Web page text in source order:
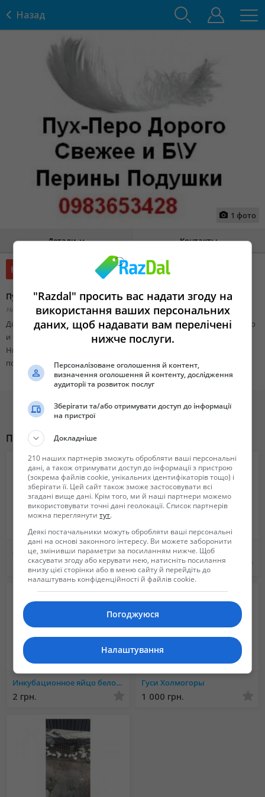
Назад
1 фото
Детали Контакты
Не указана
Пух Перо Свежее и Перины Подушки ДОРОГО
Николаевская область, Николаев, Добавлено 03 июля 2019 00:56
Доброго времени суток ! Производим самовывоз пух пера свежего
и б\у перин подушек ДОРОГО! Возможен выезд по городу
Николаеву или За город есле большые обьемы ! Цены уточняйте
по тел !
Похожие объявления
Аренда попугая ара, Ара на праздник
60 $ Не указана
Инкубационное яйцо белого Техасского бройлера (США Texas A & M).
2 грн.
Гуси Холмогоры
1 000 грн.
"Razdal" просить вас надати згоду на
використання ваших персональних
даних, щоб надавати вам перелічені
нижче послуги.
Персоналізоване оголошення й контент,
визначення оголошення й контенту, дослідження
аудиторії та розвиток послуг
Зберігати та/або отримувати доступ до інформації
на пристрої
Докладніше
210 наших партнерів зможуть обробляти ваші персональні
дані, а також отримувати доступ до інформації з пристрою
(зокрема файлів cookie, унікальних ідентифікаторів тощо) і
зберігати її. Цей сайт також зможе застосовувати всі
згадані вище дані. Крім того, ми й наші партнери можемо
використовувати точні дані геолокації. Список партнерів
можна переглянутитут.
Деякі постачальники можуть обробляти ваші персональні
дані на основі законного інтересу. Ви можете заборонити
це, змінивши параметри за посиланням нижче. Щоб
скасувати згоду або керувати нею, натисніть посилання
внизу цієї сторінки або в меню сайту й перейдіть до
налаштувань конфіденційності й файлів cookie.
Погоджуюся
Налаштування